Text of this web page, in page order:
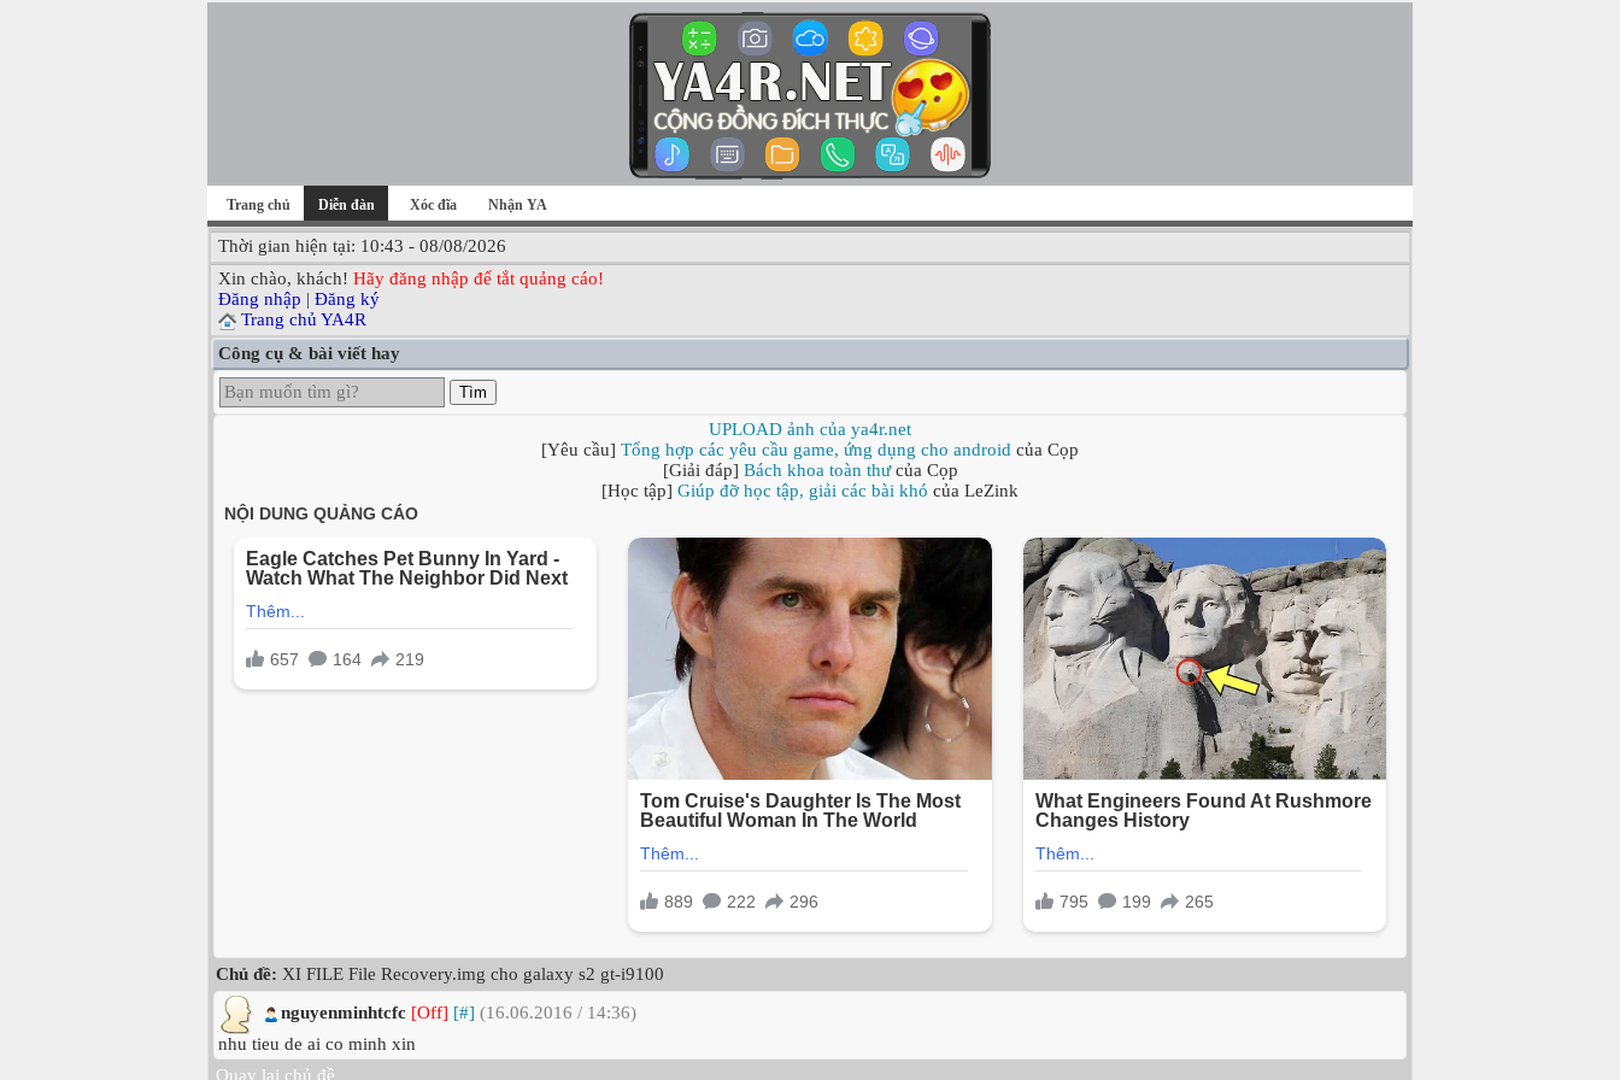
Trang chủ Diễn đàn Xóc đĩa Nhận YA
Thời gian hiện tại: 10:43 - 08/08/2026
Xin chào, khách! Hãy đăng nhập để tắt quảng cáo!
Đăng nhập | Đăng ký
Trang chủ YA4R
Công cụ & bài viết hay
Tìm
UPLOAD ảnh của ya4r.net
[Yêu cầu] Tổng hợp các yêu cầu game, ứng dụng cho android của Cọp
[Giải đáp] Bách khoa toàn thưcủa Cọp
[Học tập] Giúp đỡ học tập, giải các bài khó của LeZink
Chủ đề: XI FILE File Recovery.img cho galaxy s2 gt-i9100
nguyenminhtcfc [Off] [#] (16.06.2016 / 14:36)
nhu tieu de ai co minh xin
Quay lại chủ đề